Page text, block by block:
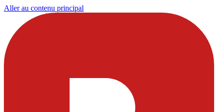
Aller au contenu principal